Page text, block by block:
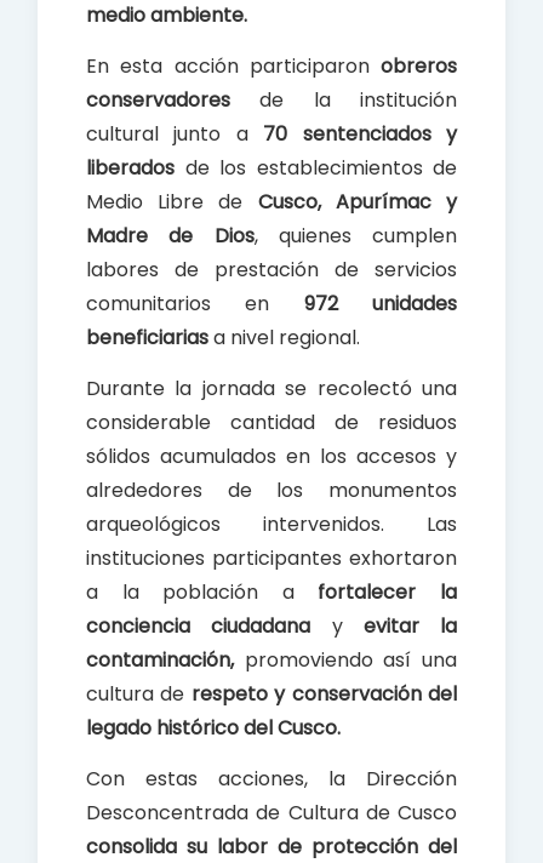
medio ambiente.
En esta acción participaron obreros
conservadores de la institución
cultural junto a 70 sentenciados y
liberados de los establecimientos de
Medio Libre de Cusco, Apurímac y
Madre de Dios, quienes cumplen
labores de prestación de servicios
comunitarios en 972 unidades
beneficiariasa nivel regional.
Durante la jornada se recolectó una
considerable cantidad de residuos
sólidos acumulados en los accesos y
alrededores de los monumentos
arqueológicos intervenidos. Las
instituciones participantes exhortaron
a la población a fortalecer la
conciencia ciudadana yevitar la
contaminación, promoviendo así una
cultura de respeto y conservación del
legado histórico del Cusco.
Con estas acciones, la Dirección
Desconcentrada de Cultura de Cusco
consolida su labor de protección del